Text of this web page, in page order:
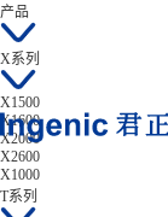
产品
X系列
X1500
X1600
X2000
X2600
X1000
T系列